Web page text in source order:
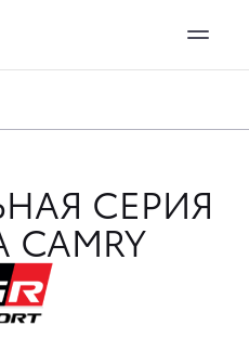
СЕРИЯ
CAMRY